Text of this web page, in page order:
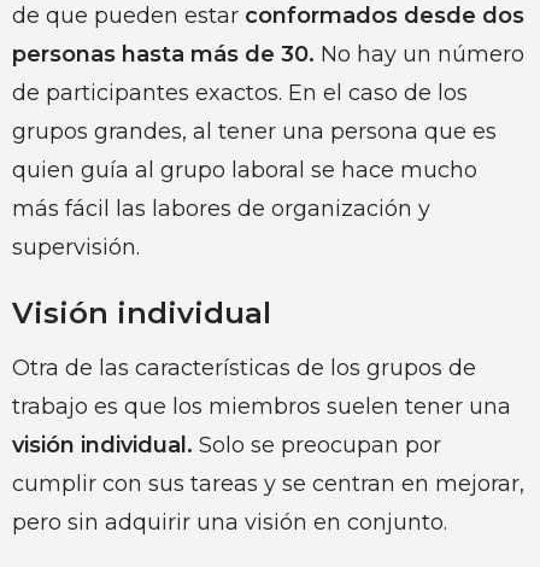
de que pueden estar conformados desde dos
personas hasta más de 30. No hay un número
de participantes exactos. En el caso de los
grupos grandes, al tener una persona que es
quien guía al grupo laboral se hace mucho
más fácil las labores de organización y
supervisión.
Visión individual
Otra de las características de los grupos de
trabajo es que los miembros suelen tener una
visión individual. Solo se preocupan por
cumplir con sus tareas y se centran en mejorar,
pero sin adquirir una visión en conjunto.